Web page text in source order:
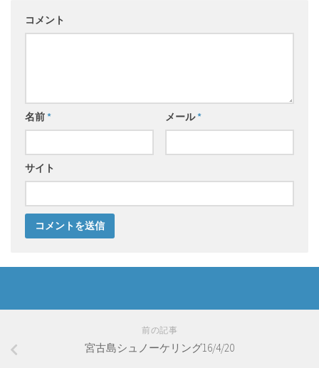
コメント
名前* メール*
サイト
前の記事
宮古島シュノーケリング16/4/20